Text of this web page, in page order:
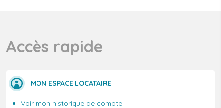
Accès rapide
MON ESPACE LOCATAIRE
Voir mon historique de compte